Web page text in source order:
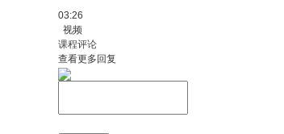
03:26
视频
课程评论
查看更多回复